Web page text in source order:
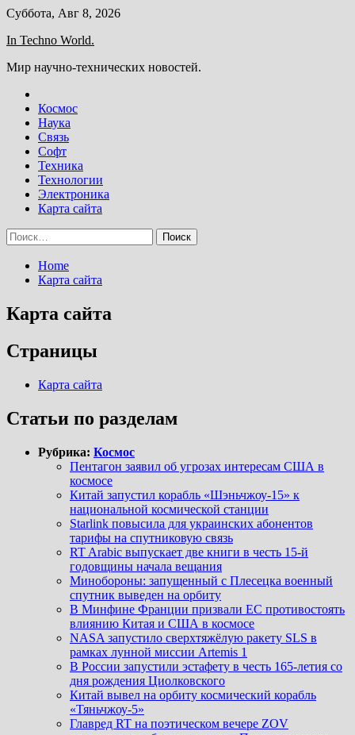
Skip
content
Суббота, Авг 8, 2026
In Techno World.
Мир научно-технических новостей.
Космос
Наука
Связь
Софт
Техника
Технологии
Электроника
Карта сайта
Найти:
Home
Карта сайта
Карта сайта
Страницы
Карта сайта
Статьи по разделам
Рубрика: Космос
Пентагон заявил об угрозах интересам США в
космосе
Китай запустил корабль «Шэньчжоу-15» к
национальной космической станции
Starlink повысила для украинских абонентов
тарифы на спутниковую связь
RT Arabic выпускает две книги в честь 15-й
годовщины начала вещания
Минобороны: запущенный с Плесецка военный
спутник выведен на орбиту
В Минфине Франции призвали ЕС противостоять
влиянию Китая и США в космосе
NASA запустило сверхтяжёлую ракету SLS в
рамках лунной миссии Artemis 1
В России запустили эстафету в честь 165-летия со
дня рождения Циолковского
Китай вывел на орбиту космический корабль
«Тяньчжоу-5»
Главред RT на поэтическом вечере ZOV